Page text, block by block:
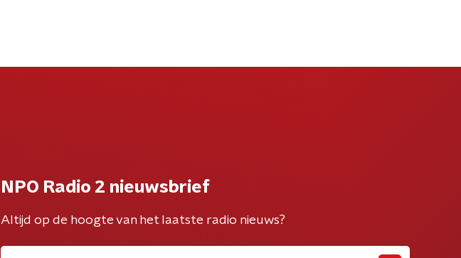
NPO Radio 2 nieuwsbrief
Altijd op de hoogte van het laatste radio nieuws?